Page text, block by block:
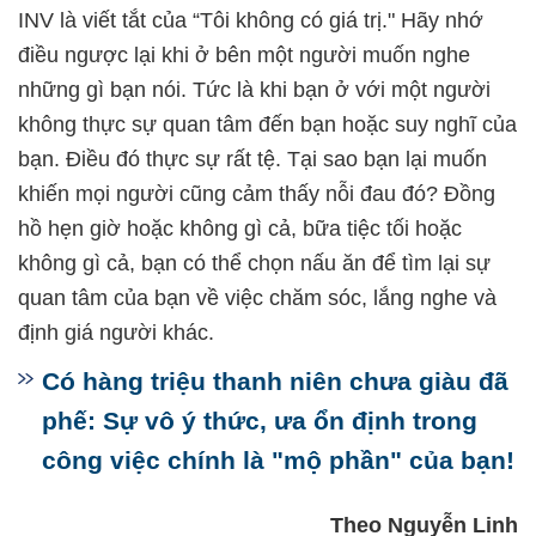
INV là viết tắt của “Tôi không có giá trị." Hãy nhớ
điều ngược lại khi ở bên một người muốn nghe
những gì bạn nói. Tức là khi bạn ở với một người
không thực sự quan tâm đến bạn hoặc suy nghĩ của
bạn. Điều đó thực sự rất tệ. Tại sao bạn lại muốn
khiến mọi người cũng cảm thấy nỗi đau đó? Đồng
hồ hẹn giờ hoặc không gì cả, bữa tiệc tối hoặc
không gì cả, bạn có thể chọn nấu ăn để tìm lại sự
quan tâm của bạn về việc chăm sóc, lắng nghe và
định giá người khác.
Có hàng triệu thanh niên chưa giàu đã
phế: Sự vô ý thức, ưa ổn định trong
công việc chính là "mộ phần" của bạn!
Theo Nguyễn Linh